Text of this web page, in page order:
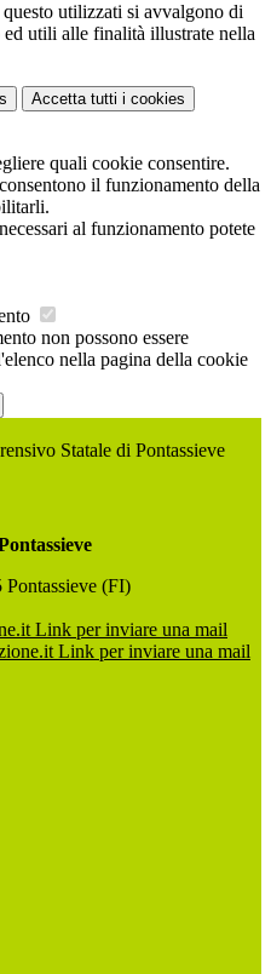
utilizzati si avvalgono di
utili alle finalità illustrate nella
Accetta tutti i cookies
quali cookie consentire.
il funzionamento della
al funzionamento potete
non possono essere
nella pagina della cookie
Statale di Pontassieve
(FI)
Link per inviare una mail
Link per inviare una mail